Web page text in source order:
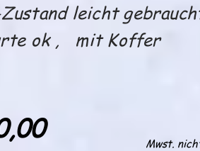
Zustand leicht
ok ,
Mwst.